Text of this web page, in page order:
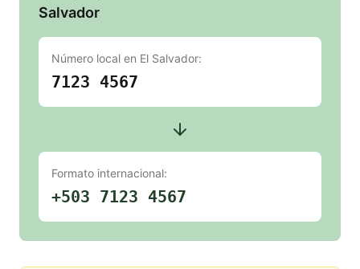
Salvador
Número local en El Salvador:
7123 4567
Formato internacional:
+503 7123 4567